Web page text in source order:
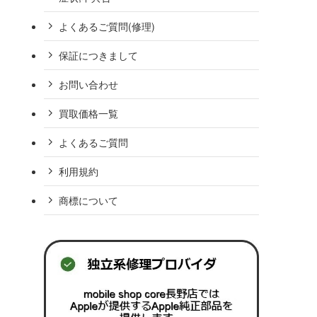
よくあるご質問(修理)
保証につきまして
お問い合わせ
買取価格一覧
よくあるご質問
利用規約
商標について